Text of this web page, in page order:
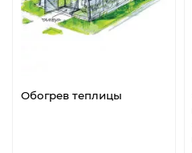
Обогрев теплицы